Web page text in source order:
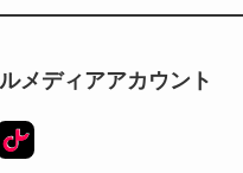
メディアアカウント